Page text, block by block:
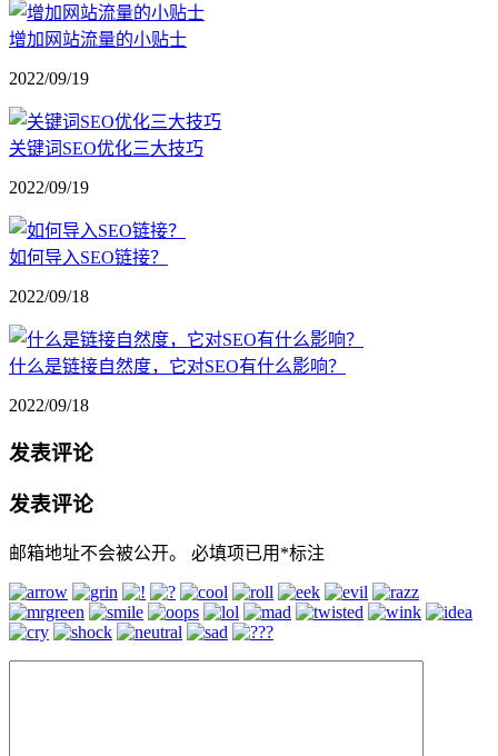
增加网站流量的小贴士
2022/09/19
关键词SEO优化三大技巧
2022/09/19
如何导入SEO链接？
2022/09/18
什么是链接自然度，它对SEO有什么影响？
2022/09/18
发表评论
发表评论
邮箱地址不会被公开。 必填项已用 *标注